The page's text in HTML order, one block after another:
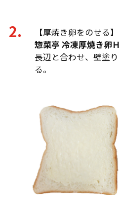
【厚焼き卵をのせる】
惣菜亭 冷凍厚焼き卵
長辺と合わせ、壁塗
る。